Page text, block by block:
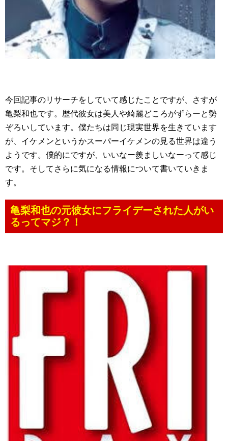
今回記事のリサーチをしていて感じたことですが、さすが
亀梨和也です。歴代彼女は美人や綺麗どころがずらーと勢
ぞろいしています。僕たちは同じ現実世界を生きています
が、イケメンというかスーパーイケメンの見る世界は違う
ようです。僕的にですが、いいなー羨ましいなーって感じ
です。そしてさらに気になる情報について書いていきま
す。
亀梨和也の元彼女にフライデーされた人がい
るってマジ？！